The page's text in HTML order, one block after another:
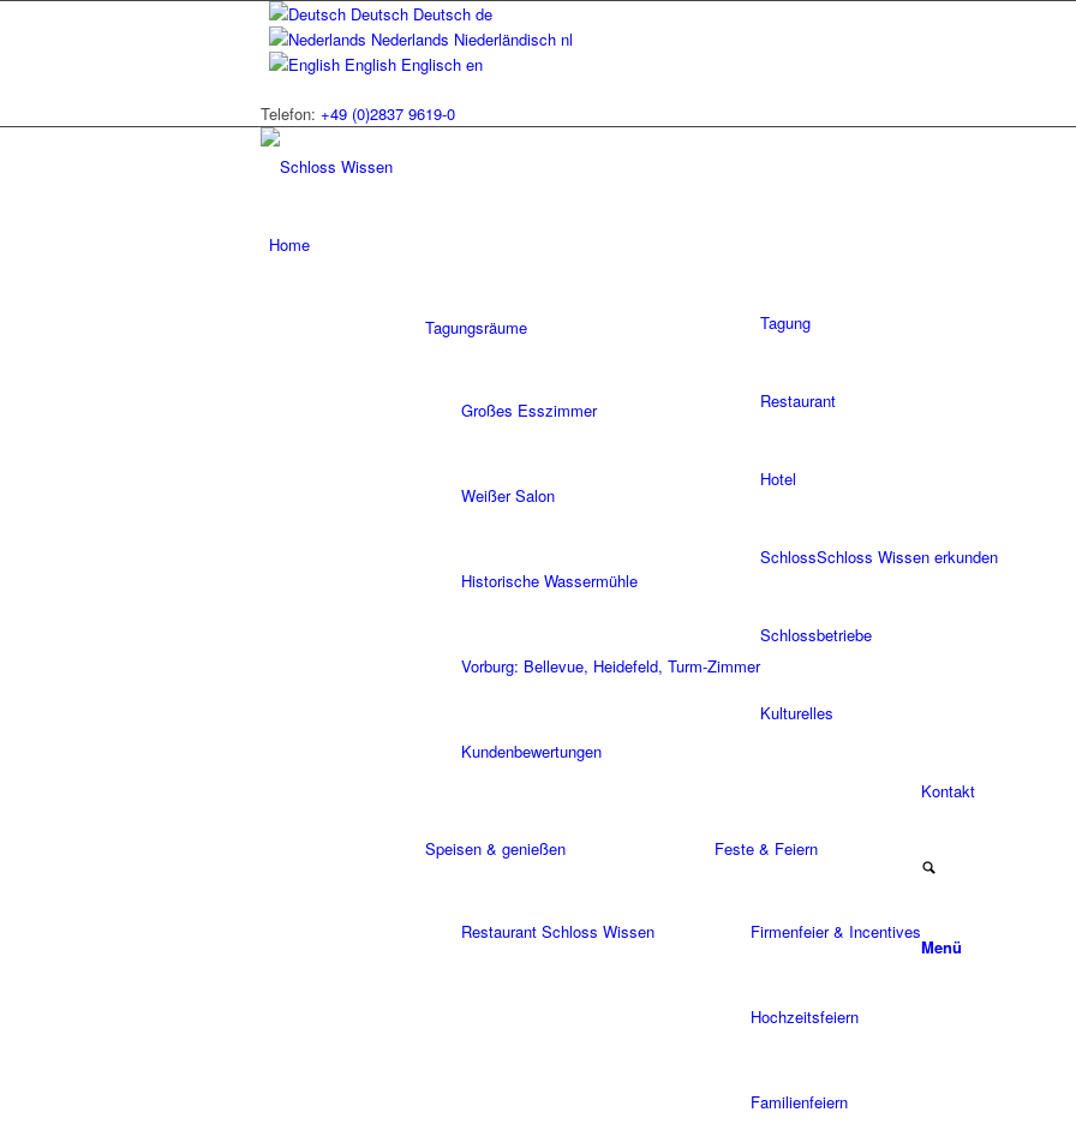
Deutsch Deutsch de
Nederlands Niederländisch nl
English Englisch en
Telefon: +49 (0)2837 9619-0
Home
Tagung
Tagungsräume
Großes Esszimmer
Weißer Salon
Historische Wassermühle
Vorburg: Bellevue, Heidefeld, Turm-Zimmer
Kundenbewertungen
Restaurant
Speisen & genießen
Restaurant Schloss Wissen
Feste & Feiern
Firmenfeier & Incentives
Hochzeitsfeiern
Familienfeiern
Hotel
SchlossSchloss Wissen erkunden
Schlossbetriebe
Kulturelles
Kontakt
Menü